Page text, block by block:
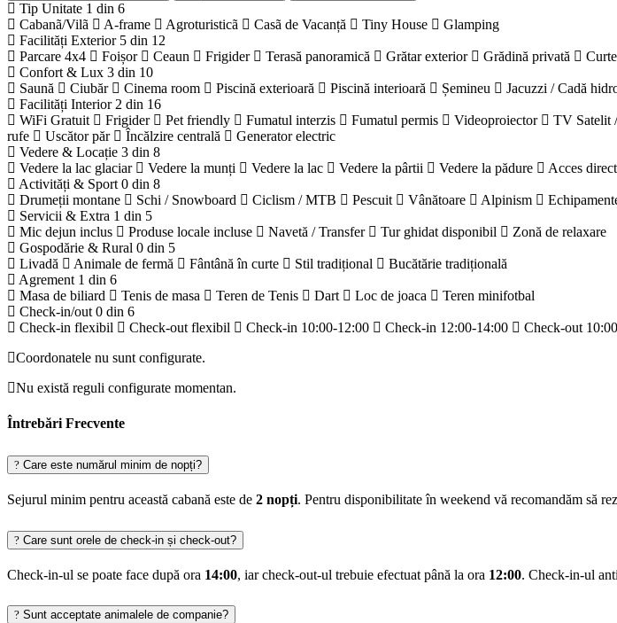
Tip Unitate 1 din 6
Cabanã/Vilã
A-frame Agroturisticã Casã de Vacanță Tiny House
Glamping
Facilități Exterior 5 din 12
Parcare 4x4
Foișor Ceaun Frigider Terasă panoramică Grătar exterior Grădină privată
Confort & Lux 3 din 10
Saună
Ciubăr Cinema room Piscină exterioară Piscină interioară Șemineu Jacuzzi / Cadă
Facilități Interior 2 din 16
WiFi Gratuit
Frigider Pet friendly Fumatul interzis Fumatul permis Videoproiector TV Satelit
rufe
Uscător păr Încălzire centrală
Generator electric
Vedere & Locație 3 din 8
Vedere la lac glaciar
Vedere la munți Vedere la lac Vedere la pârtii Vedere la pădure Acces
Activități & Sport 0 din 8
Drumeții montane
Schi / Snowboard Ciclism / MTB Pescuit Vânătoare Alpinism
Servicii & Extra 1 din 5
Mic dejun inclus
Produse locale incluse Navetă / Transfer Tur ghidat disponibil
Zonă de relaxare
Gospodărie & Rural 0 din 5
Livadă
Animale de fermă Fântână în curte Stil tradițional
Bucătărie tradițională
Agrement 1 din 6
Masa de biliard
Tenis de masa Teren de Tenis Dart Loc de joaca
Teren minifotbal
Check-in/out 0 din 6
Check-in flexibil
Check-out flexibil Check-in 10:00-12:00 Check-in 12:00-14:00 Check-out
Coordonatele nu sunt configurate.
Nu există reguli configurate momentan.
Întrebări Frecvente
Care este numărul minim de nopți?
Sejurul minim pentru această cabană este de 2 nopți. Pentru disponibilitate în weekend vă recomandăm să
Care sunt orele de check-in și check-out?
Check-in-ul se poate face după ora 14:00, iar check-out-ul trebuie efectuat până la ora 12:00. Check-in-ul
Sunt acceptate animalele de companie?